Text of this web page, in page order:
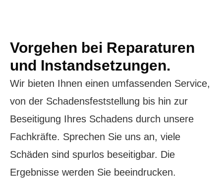
Vorgehen bei Reparaturen
und Instandsetzungen.
Wir bieten Ihnen einen umfassenden Service,
von der Schadensfeststellung bis hin zur
Beseitigung Ihres Schadens durch unsere
Fachkräfte. Sprechen Sie uns an, viele
Schäden sind spurlos beseitigbar. Die
Ergebnisse werden Sie beeindrucken.